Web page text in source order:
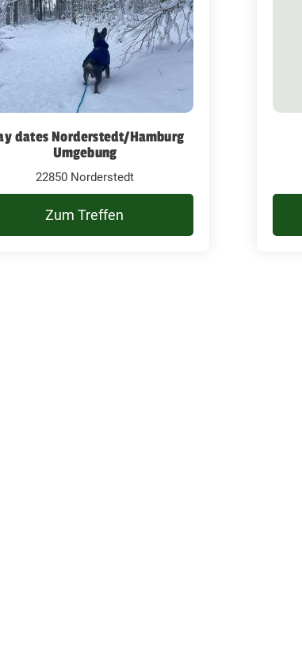
dates Norderstedt/Hamburg
Umgebung
22850 Norderstedt
Zum Treffen